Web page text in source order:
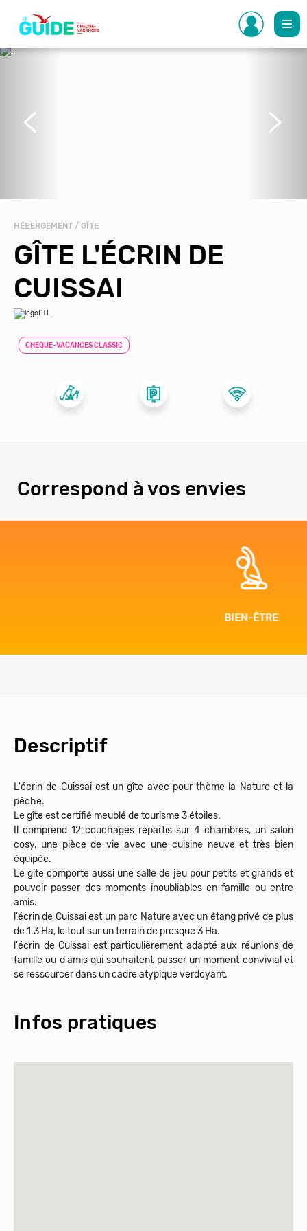
contenu
principal
HÉBERGEMENT / GÎTE
GÎTE L'ÉCRIN DE
CUISSAI
CHEQUE-VACANCES CLASSIC
Précédent Suivant
Correspond à vos envies
Descriptif
L'écrin de Cuissai est un gîte avec pour thème la Nature et la
pêche.
Le gîte est certifié meublé de tourisme 3 étoiles.
Il comprend 12 couchages répartis sur 4 chambres, un salon
cosy, une pièce de vie avec une cuisine neuve et très bien
équipée.
Le gîte comporte aussi une salle de jeu pour petits et grands et
pouvoir passer des moments inoubliables en famille ou entre
amis.
l'écrin de Cuissai est un parc Nature avec un étang privé de plus
de 1.3 Ha, le tout sur un terrain de presque 3 Ha.
l'écrin de Cuissai est particulièrement adapté aux réunions de
famille ou d'amis qui souhaitent passer un moment convivial et
se ressourcer dans un cadre atypique verdoyant.
Infos pratiques